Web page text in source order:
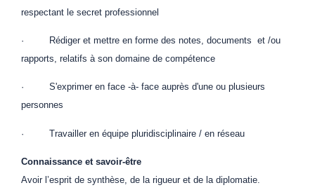
respectant le secret professionnel
· Rédiger et mettre en forme des notes, documents et /ou
rapports, relatifs à son domaine de compétence
· S'exprimer en face -à- face auprès d'une ou plusieurs
personnes
· Travailler en équipe pluridisciplinaire / en réseau
Connaissance et savoir-être
Avoir l’esprit de synthèse, de la rigueur et de la diplomatie.